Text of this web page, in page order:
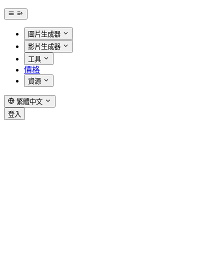
圖片生成器
影片生成器
工具
價格
資源
繁體中文
登入